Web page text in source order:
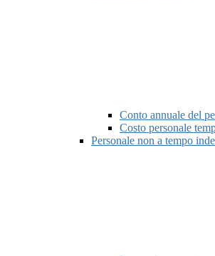
Conto annuale del
Costo personale
Personale non a tempo